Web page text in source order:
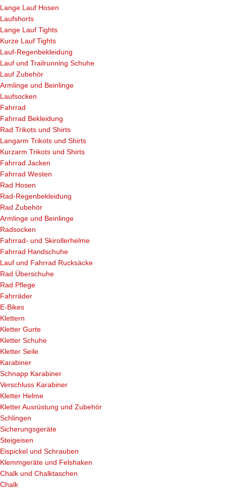
Lange Lauf Hosen
Laufshorts
Lange Lauf Tights
Kurze Lauf Tights
Lauf-Regenbekleidung
Lauf und Trailrunning Schuhe
Lauf Zubehör
Armlinge und Beinlinge
Laufsocken
Fahrrad
Fahrrad Bekleidung
Rad Trikots und Shirts
Langarm Trikots und Shirts
Kurzarm Trikots und Shirts
Fahrrad Jacken
Fahrrad Westen
Rad Hosen
Rad-Regenbekleidung
Rad Zubehör
Armlinge und Beinlinge
Radsocken
Fahrrad- und Skirollerhelme
Fahrrad Handschuhe
Lauf und Fahrrad Rucksäcke
Rad Überschuhe
Rad Pflege
Fahrräder
E-Bikes
Klettern
Kletter Gurte
Kletter Schuhe
Kletter Seile
Karabiner
Schnapp Karabiner
Verschluss Karabiner
Kletter Helme
Kletter Ausrüstung und Zubehör
Schlingen
Sicherungsgeräte
Steigeisen
Eispickel und Schrauben
Klemmgeräte und Felshaken
Chalk und Chalktaschen
Chalk